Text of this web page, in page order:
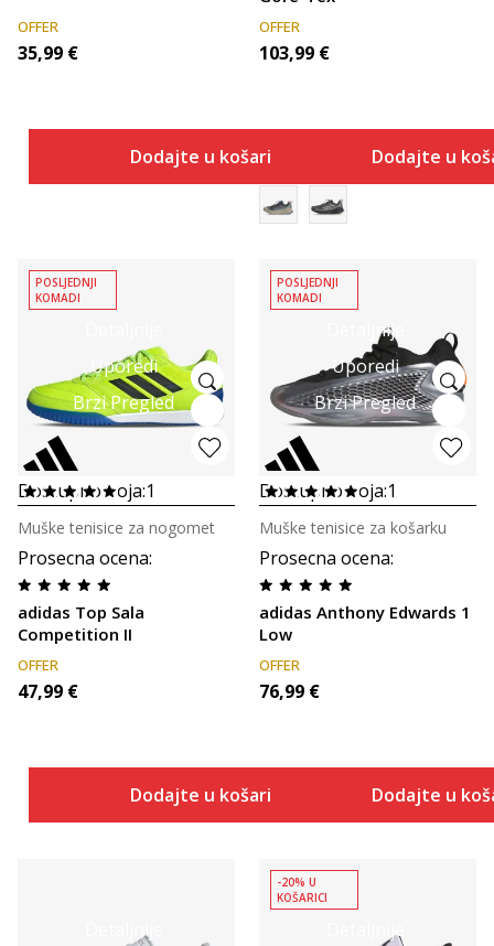
OFFER
35,99 €
Dodajte u košaricu
OFFER
103,99 €
Dodajte u
Uporedi
Brzi Pregled
POSLJEDNJI
KOMADI
Dostupno boja:1
Prosecna ocena:
adidas Top Sala
Competition II
Muške tenisice za nogomet
OFFER
47,99 €
Dodajte u košaricu
Detaljnije
Uporedi
Brzi Pregled
POSLJEDNJI
KOMADI
Dostupno boja:1
Prosecna ocena:
adidas Anthony Edwards 1
Low
Muške tenisice za košarku
OFFER
76,99 €
Dodajte u
Detaljnije
Detaljnije
-20% U
KOŠARICI